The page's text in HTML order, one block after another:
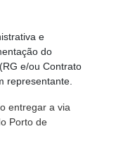
e
do
e/ou Contrato
representante.
entregar a via
Porto de